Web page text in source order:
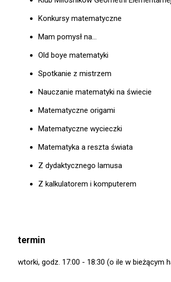
Konkursy matematyczne
Mam pomysł na...
Old boye matematyki
Spotkanie z mistrzem
Nauczanie matematyki na świecie
Matematyczne origami
Matematyczne wycieczki
Matematyka a reszta świata
Z dydaktycznego lamusa
Z kalkulatorem i komputerem
termin
wtorki, godz. 17:00 - 18:30 (o ile w bieżącym